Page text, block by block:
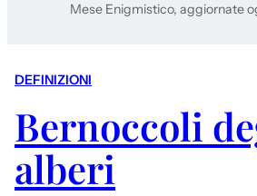
Mese Enigmistico, aggiornate
DEFINIZIONI
Bernoccoli
alberi